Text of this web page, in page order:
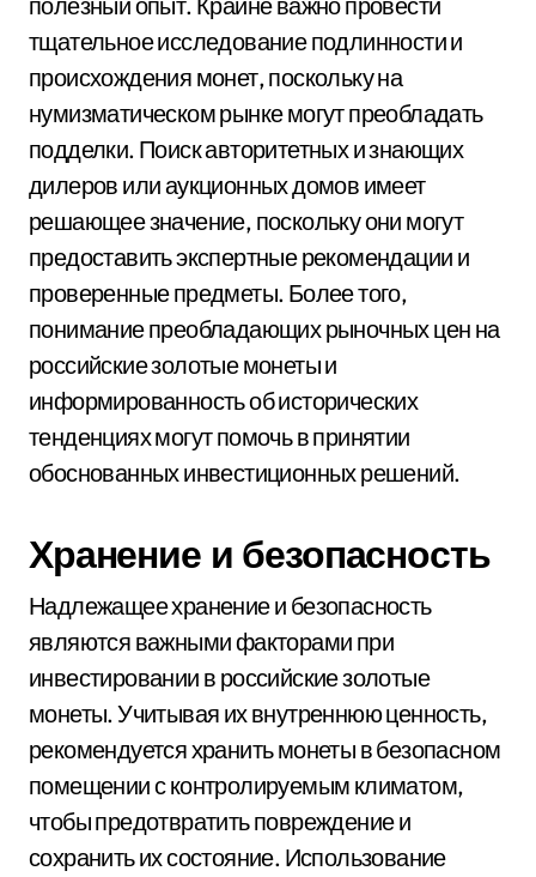
тщательное исследование подлинности и
происхождения монет, поскольку на
нумизматическом рынке могут преобладать
подделки. Поиск авторитетных и знающих
дилеров или аукционных домов имеет
решающее значение, поскольку они могут
предоставить экспертные рекомендации и
проверенные предметы. Более того,
понимание преобладающих рыночных цен на
российские золотые монеты и
информированность об исторических
тенденциях могут помочь в принятии
обоснованных инвестиционных решений.
Хранение и безопасность
Надлежащее хранение и безопасность
являются важными факторами при
инвестировании в российские золотые
монеты. Учитывая их внутреннюю ценность,
рекомендуется хранить монеты в безопасном
помещении с контролируемым климатом,
чтобы предотвратить повреждение и
сохранить их состояние. Использование